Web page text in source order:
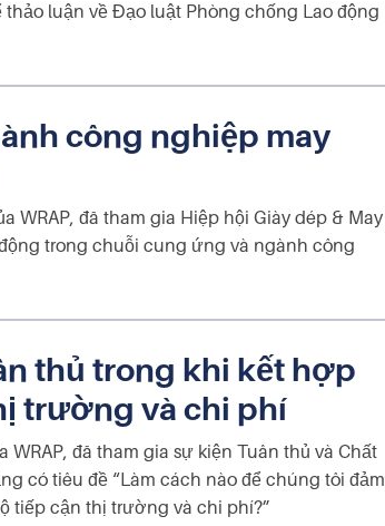
thảo luận về Đạo luật Phòng chống Lao động
công nghiệp may
WRAP, đã tham gia Hiệp hội Giày dép & May
trong chuỗi cung ứng và ngành công
thủ trong khi kết hợp
trường và chi phí
WRAP, đã tham gia sự kiện Tuân thủ và Chất
có tiêu đề “Làm cách nào để chúng tôi đảm
tiếp cận thị trường và chi phí?”